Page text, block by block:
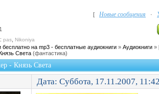
[ Новые сообщения ·
1
pas Nikoniya
бесплатно на mp3 - бесплатные аудиокниги » Аудиокниги »
Света (фантастика)
- Князь Света
Дата: Суббота, 17.11.2007,